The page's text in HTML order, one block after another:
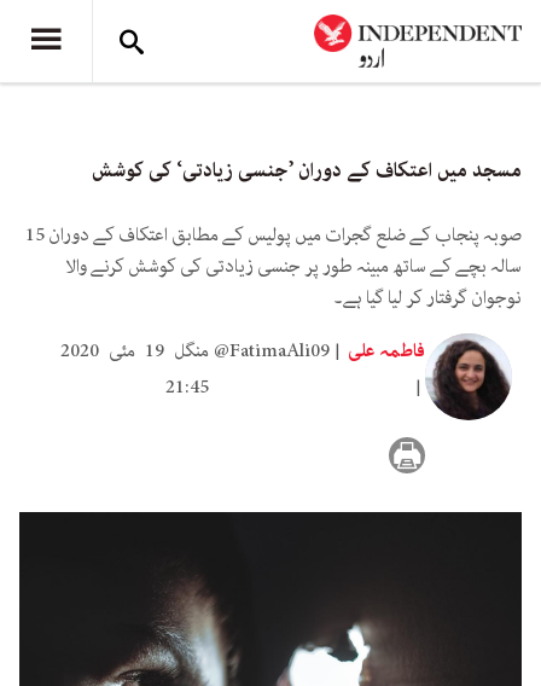
مسجد میں اعتکاف کے دوران ’جنسی زیادتی‘ کی کوشش
صوبہ پنجاب کے ضلع گجرات میں پولیس کے مطابق اعتکاف کے دوران 15
سالہ بچے کے ساتھ مبینہ طور پر جنسی زیادتی کی کوشش کرنے والا
نوجوان گرفتار کر لیا گیا ہے۔
فاطمہ علی
@FatimaAli09
منگل 19 مئی 2020
21:45